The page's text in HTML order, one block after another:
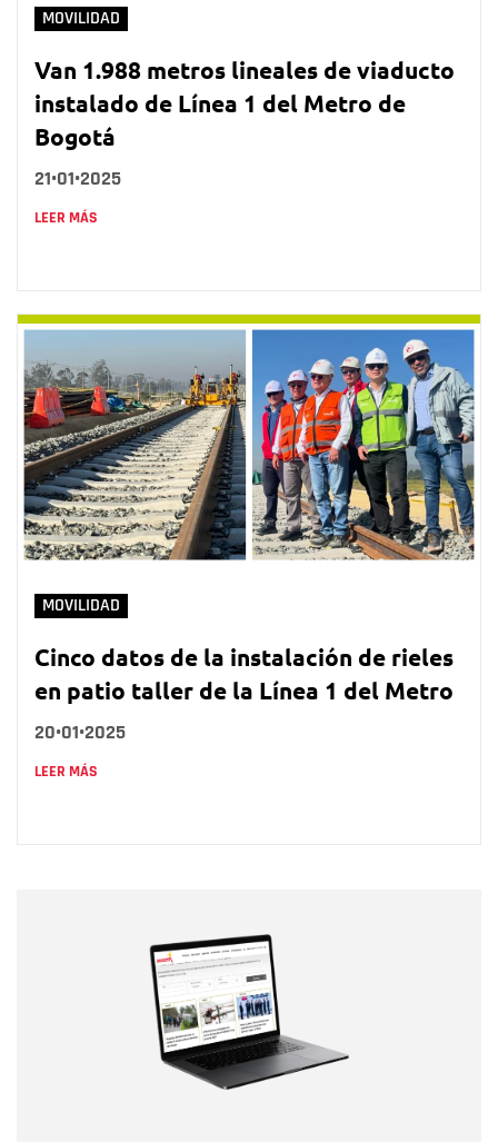
MOVILIDAD
Van 1.988 metros lineales de viaducto
instalado de Línea 1 del Metro de
Bogotá
21•01•2025
LEER MÁS
MOVILIDAD
Cinco datos de la instalación de rieles
en patio taller de la Línea 1 del Metro
20•01•2025
LEER MÁS
Correo electrónico
Tipo de comentario